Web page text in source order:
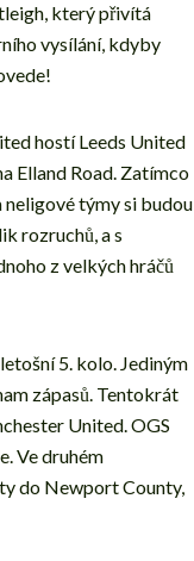
který přivítá
vysílání, kdyby
hostí Leeds United
Elland Road. Zatímco
neligové týmy si budou
rozruchů, a s
z velkých hráčů
5. kolo. Jediným
zápasů. Tentokrát
United. OGS
Ve druhém
do Newport County,